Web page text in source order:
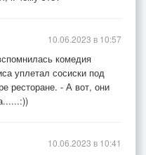
комедия
уплетал сосиски под
ресторане. - А вот, они
10.06.2023 в 10:57
10.06.2023 в 10:41